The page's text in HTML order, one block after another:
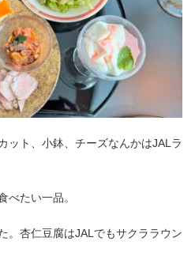
ット、小鉢、チーズなんかはJALラ
べたい一品。
。杏仁豆腐はJALでもサクララウン